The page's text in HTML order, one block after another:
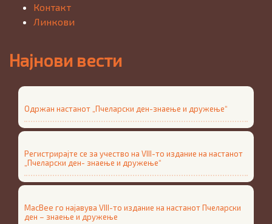
Контакт
Линкови
Најнови вести
Одржан настанот „Пчеларски ден-знаење и дружење“
Регистрирајте се за учество на VIII-то издание на настанот
„Пчеларски ден- знаење и дружење“
MacBee го најавува VIII-то издание на настанот Пчеларски
ден – знаење и дружење